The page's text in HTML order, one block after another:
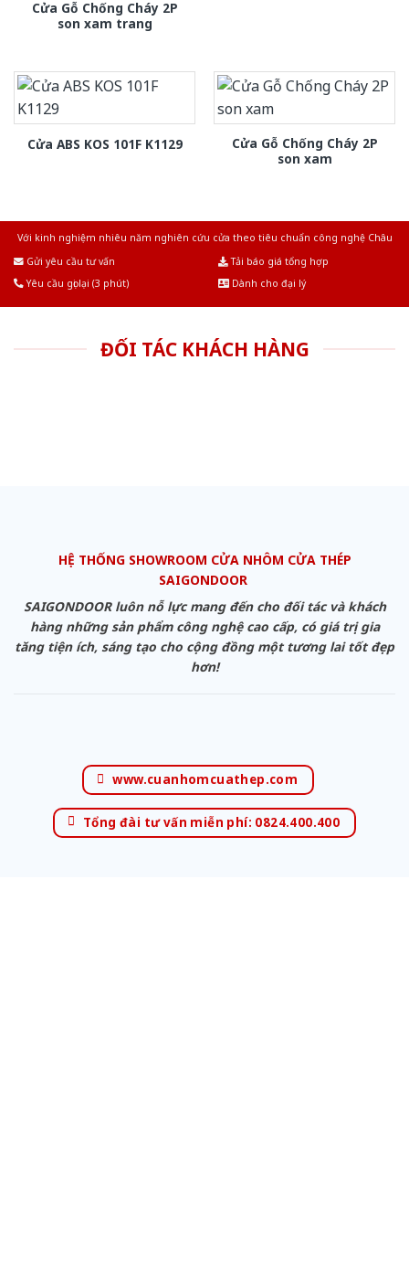
Cửa Gỗ Chống Cháy 2P
son xam trang
Cửa ABS KOS 101F K1129
Cửa Gỗ Chống Cháy 2P
son xam
Với kinh nghiệm nhiêu năm nghiên cứu cửa theo tiêu chuẩn công nghệ Châu
Gửi yêu cầu tư vấn
Tải báo giá tổng hợp
Yêu cầu gọi lại (3 phút)
Dành cho đại lý
ĐỐI TÁC KHÁCH HÀNG
HỆ THỐNG SHOWROOM CỬA NHÔM CỬA THÉP
SAIGONDOOR
SAIGONDOOR luôn nỗ lực mang đến cho đối tác và khách
hàng những sản phẩm công nghệ cao cấp, có giá trị gia
tăng tiện ích, sáng tạo cho cộng đồng một tương lai tốt đẹp
hơn!
www.cuanhomcuathep.com
Tổng đài tư vấn miễn phí: 0824.400.400